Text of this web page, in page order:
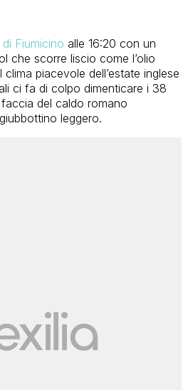
Fiumicino alle 16:20 con un
che scorre liscio come l’olio
piacevole dell’estate inglese
ci fa di colpo dimenticare i 38
del caldo romano
leggero.